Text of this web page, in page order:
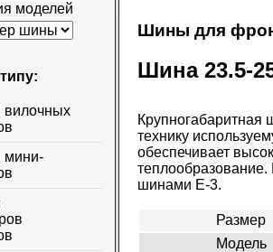
Шины для
Шина 23.5-
Крупногабаритная
технику
обеспечивает
шинами Е-3.
Размер
Модель
моделей
мини-